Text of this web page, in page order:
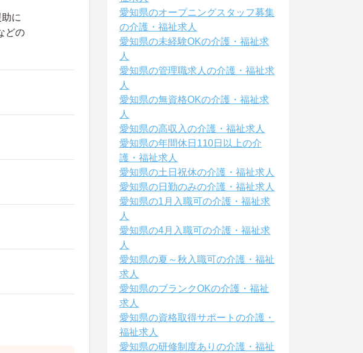
に
どの
愛知県のオープニングスタッフ募集
の介護・福祉求人
愛知県の未経験OKの介護・福祉求
人
愛知県の管理職求人の介護・福祉求
人
愛知県の無資格OKの介護・福祉求
人
愛知県の高収入の介護・福祉求人
愛知県の年間休日110日以上の介
護・福祉求人
愛知県の土日祝休の介護・福祉求人
愛知県の日勤のみの介護・福祉求人
愛知県の1月入職可の介護・福祉求
人
愛知県の4月入職可の介護・福祉求
人
愛知県の夏～秋入職可の介護・福祉
求人
愛知県のブランクOKの介護・福祉
求人
愛知県の資格取得サポートの介護・
福祉求人
愛知県の研修制度ありの介護・福祉